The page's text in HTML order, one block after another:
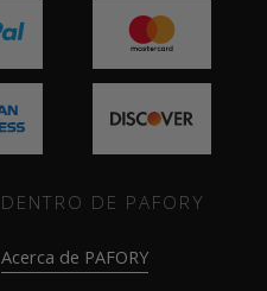
DENTRO DE PAFORY
Acerca de PAFORY